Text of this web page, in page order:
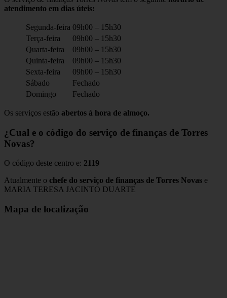
atendimento em dias úteis:
Segunda-feira 09h00 – 15h30
Terça-feira
09h00 – 15h30
Quarta-feira
09h00 – 15h30
Quinta-feira
09h00 – 15h30
Sexta-feira
09h00 – 15h30
Sábado
Fechado
Domingo
Fechado
Os serviços estão abertos à hora de almoço.
¿Cual e o código do serviço de finanças de Torres
Novas?
O código deste centro e: 2119
Atualmente o chefe do serviço de finanças de Torres Novas e
MARIA TERESA JACINTO DUARTE
Mapa de localização